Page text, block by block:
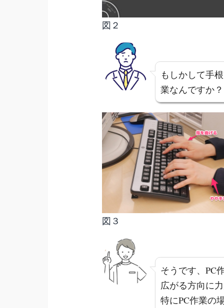
図２
もしかして手
業なんですか？
図３
そうです、PC
広がる方向に
特にPC作業の